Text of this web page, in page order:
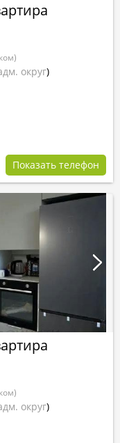
округ)
Показать телефон
округ)